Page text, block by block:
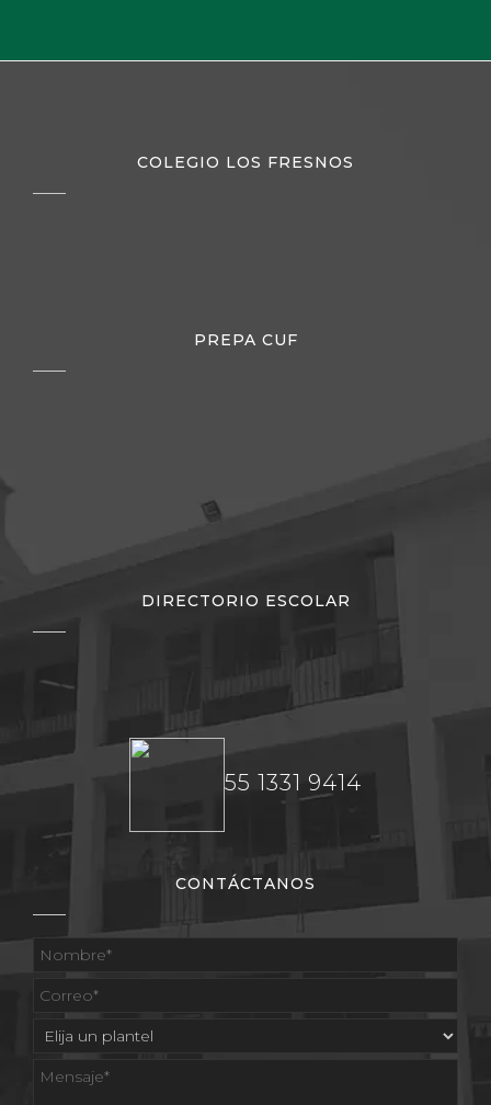
COLEGIO LOS FRESNOS
PREPA CUF
DIRECTORIO ESCOLAR
55 1331 9414
CONTÁCTANOS